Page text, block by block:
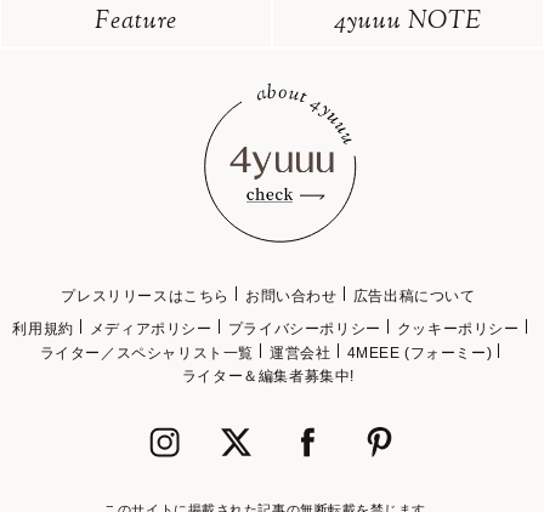
Feature
4yuuu NOTE
プレスリリースはこちら お問い合わせ
広告出稿について
利用規約
メディアポリシー プライバシーポリシー
クッキーポリシー
ライター／スペシャリスト一覧
運営会社
4MEEE (フォーミー)
ライター＆編集者募集中!